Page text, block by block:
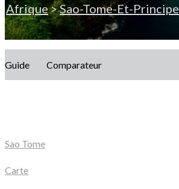
Afrique>Sao-Tome-Et-Principe
Guide Comparateur
Sao Tome
Carte